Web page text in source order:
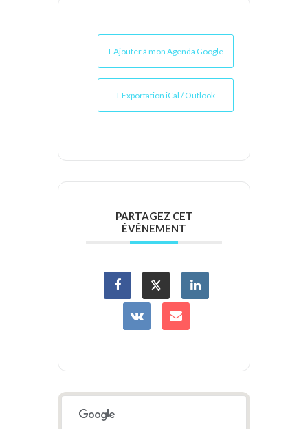
+ Ajouter à mon Agenda Google
+ Exportation iCal / Outlook
PARTAGEZ CET
ÉVÉNEMENT